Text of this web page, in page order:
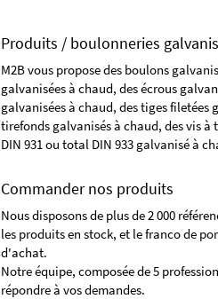
Produits / boulonneries
M2B vous propose des boulons
galvanisées à chaud, des écrous
galvanisées à chaud, des tiges filetées
tirefonds galvanisés à chaud, des vis
DIN 931 ou total DIN 933 galvanisé à
Commander nos produits
Nous disposons de plus de 2 000
les produits en stock, et le franco de
d'achat.
Notre équipe, composée de 5
répondre à vos demandes.